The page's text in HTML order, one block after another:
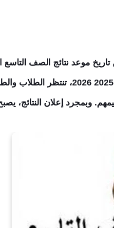
انتهاء الاختبارات النهائية للصف التاسع في اليمن للدور الأول من
وبمجرد إعلان النتائج،